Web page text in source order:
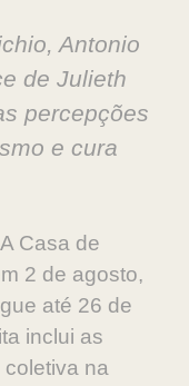
Antonio
de Julieth
percepções
e cura
Casa de
2 de agosto,
até 26 de
inclui as
na